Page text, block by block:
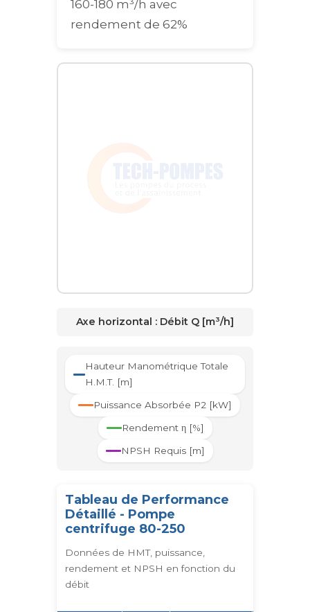
160-180 m³/h avec
rendement de 62%
Graphique interactif des courbes de performance pour la
Axe horizontal : Débit Q [m³/h]
Hauteur Manométrique Totale
H.M.T. [m]
Puissance Absorbée P2 [kW]
Rendement η [%]
NPSH Requis [m]
Tableau de Performance
Détaillé - Pompe
centrifuge 80-250
Données de HMT, puissance,
rendement et NPSH en fonction du
débit